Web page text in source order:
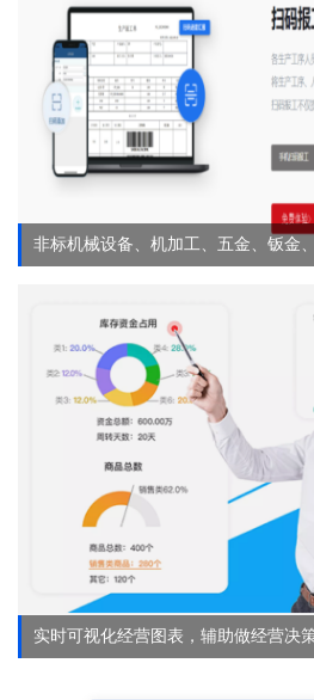
非标机械设备、机加工、五金、钣金
实时可视化经营图表，辅助做经营决